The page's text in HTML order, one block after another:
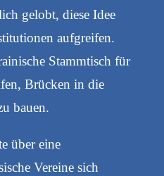
gelobt, diese Idee
aufgreifen.
Stammtisch für
Brücken in die
bauen.
über eine
Vereine sich